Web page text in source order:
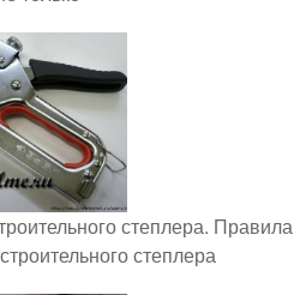
степлера. Правила
степлера